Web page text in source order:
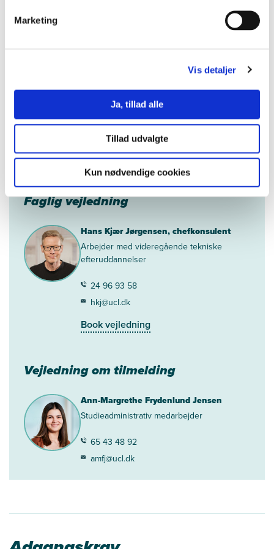
Marketing
Vis detaljer
Ja, tillad alle
Tillad udvalgte
Kun nødvendige cookies
Kontakt
Faglig vejledning
Hans Kjær Jørgensen, chefkonsulent
Arbejder med videregående tekniske
efteruddannelser
24 96 93 58
hkj@ucl.dk
Book vejledning
Vejledning om tilmelding
Ann-Margrethe Frydenlund Jensen
Studieadministrativ medarbejder
65 43 48 92
amfj@ucl.dk